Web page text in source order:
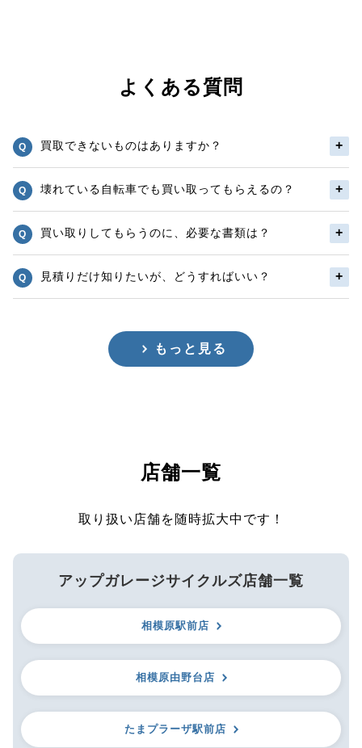
よくある質問
買取できないものはありますか？
壊れている自転車でも買い取ってもらえるの？
買い取りしてもらうのに、必要な書類は？
見積りだけ知りたいが、どうすればいい？
もっと見る
店舗一覧
取り扱い店舗を随時拡大中です！
アップガレージサイクルズ店舗一覧
相模原駅前店
相模原由野台店
たまプラーザ駅前店